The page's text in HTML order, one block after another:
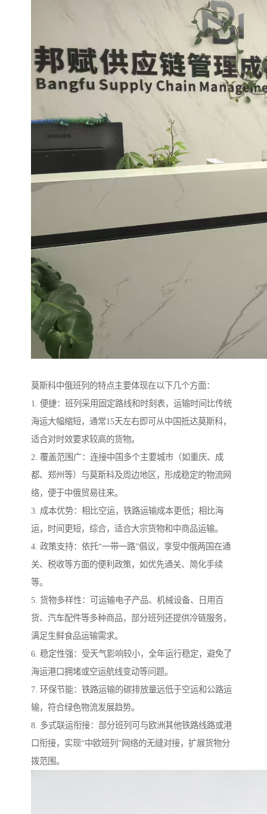
莫斯科中俄班列的特点主要体现在以下几个方面：
1. 便捷：班列采用固定路线和时刻表，运输时间比传统
海运大幅缩短，通常15天左右即可从中国抵达莫斯科，
适合对时效要求较高的货物。
2. 覆盖范围广：连接中国多个主要城市（如重庆、成
都、郑州等）与莫斯科及周边地区，形成稳定的物流网
络，便于中俄贸易往来。
3. 成本优势：相比空运，铁路运输成本更低；相比海
运，时间更短，综合，适合大宗货物和中商品运输。
4. 政策支持：依托“一带一路”倡议，享受中俄两国在通
关、税收等方面的便利政策，如优先通关、简化手续
等。
5. 货物多样性：可运输电子产品、机械设备、日用百
货、汽车配件等多种商品，部分班列还提供冷链服务，
满足生鲜食品运输需求。
6. 稳定性强：受天气影响较小，全年运行稳定，避免了
海运港口拥堵或空运航线变动等问题。
7. 环保节能：铁路运输的碳排放量远低于空运和公路运
输，符合绿色物流发展趋势。
8. 多式联运衔接：部分班列可与欧洲其他铁路线路或港
口衔接，实现“中欧班列”网络的无缝对接，扩展货物分
拨范围。